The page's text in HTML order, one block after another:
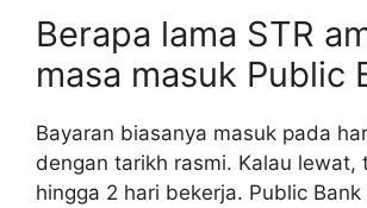
Berapa lama STR
masa masuk Public
Bayaran biasanya masuk pada
dengan tarikh rasmi. Kalau lewat,
hingga 2 hari bekerja. Public